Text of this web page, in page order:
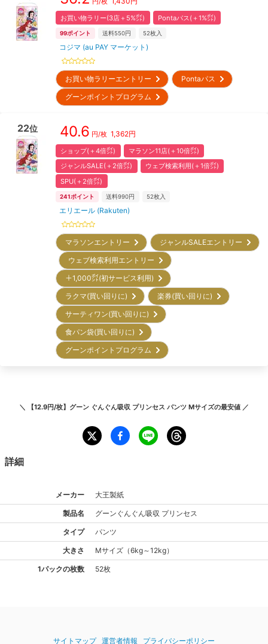
お買い物ラリー(3店＋5%㌽) Pontaパス(＋1%㌽)
99ポイント 送料550円 52枚入
コジマ (au PAY マーケット)
お買い物ラリーエントリー
Pontaパス
グーンポイントプログラム
22位 40.6 円/枚 1,362円
ショップ(＋4倍㌽)
マラソン11店(＋10倍㌽)
ジャンルSALE(＋2倍㌽)
ウェブ検索利用(＋1倍㌽)
SPU(＋2倍㌽)
241ポイント 送料990円 52枚入
エリエール (Rakuten)
マラソンエントリー
ジャンルSALEエントリー
ウェブ検索利用エントリー
＋1,000㌽(初サービス利用)
ラクマ(買い回りに)
楽券(買い回りに)
サーティワン(買い回りに)
食パン袋(買い回りに)
グーンポイントプログラム
＼ 【12.9円/枚】グーン ぐんぐん吸収 プリンセス パンツ Mサイズの最安値 ／
詳細
メーカー 大王製紙
製品名 グーン ぐんぐん吸収 プリンセス
タイプ パンツ
大きさ Mサイズ （6kg～12kg）
1パックの枚数 52枚
サイトマップ 運営者情報 プライバシーポリシー